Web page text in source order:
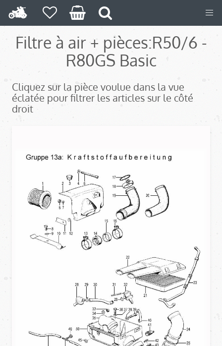
Filtre à air + pièces:R50/6 -
R80GS Basic
Cliquez sur la pièce voulue dans la vue
éclatée pour filtrer les articles sur le côté
droit